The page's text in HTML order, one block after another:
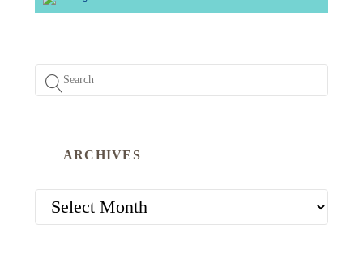
ARCHIVES